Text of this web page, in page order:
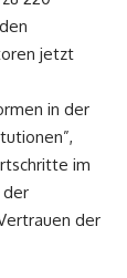
jetzt
in der
im
der
der